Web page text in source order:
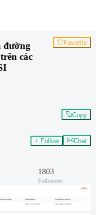
đường
các
Favorite
Copy
+ Follow Chat
1803
Followers